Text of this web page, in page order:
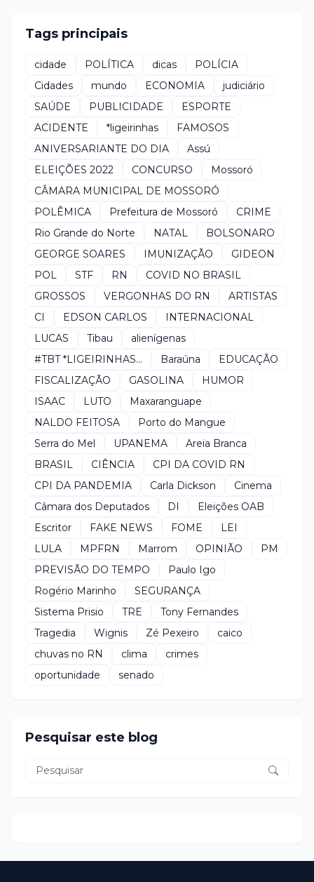
Tags principais
cidade POLÍTICA dicas
POLÍCIA
Cidades
mundo ECONOMIA
judiciário
SAÚDE
PUBLICIDADE
ESPORTE
ACIDENTE
*ligeirinhas
FAMOSOS
ANIVERSARIANTE DO DIA
Assú
ELEIÇÕES 2022
CONCURSO
Mossoró
CÂMARA MUNICIPAL DE MOSSORÓ
POLÊMICA
Prefeitura de Mossoró
CRIME
Rio Grande do Norte
NATAL
BOLSONARO
GEORGE SOARES
IMUNIZAÇÃO
GIDEON
POL
STF RN
COVID NO BRASIL
GROSSOS
VERGONHAS DO RN
ARTISTAS
CI
EDSON CARLOS
INTERNACIONAL
LUCAS
Tibau
alienígenas
#TBT *LIGEIRINHAS...
Baraúna
EDUCAÇÃO
FISCALIZAÇÃO
GASOLINA
HUMOR
ISAAC
LUTO
Maxaranguape
NALDO FEITOSA
Porto do Mangue
Serra do Mel
UPANEMA
Areia Branca
BRASIL
CIÊNCIA
CPI DA COVID RN
CPI DA PANDEMIA
Carla Dickson
Cinema
Câmara dos Deputados
DI
Eleições OAB
Escritor
FAKE NEWS FOME
LEI
LULA
MPFRN Marrom OPINIÃO
PM
PREVISÃO DO TEMPO
Paulo Igo
Rogério Marinho
SEGURANÇA
Sistema Prisio
TRE
Tony Fernandes
Tragedia
Wignis Zé Pexeiro
caico
chuvas no RN
clima
crimes
oportunidade
senado
Pesquisar este blog